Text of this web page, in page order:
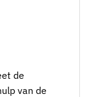
de
van de